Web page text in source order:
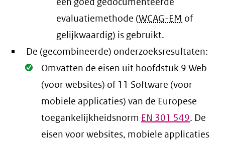
evaluatiemethode (WCAG-EM of
gelijkwaardig) is gebruikt.
De (gecombineerde) onderzoeksresultaten:
Oké.
Omvatten de eisen uit hoofdstuk 9 Web
(voor websites) of 11 Software (voor
mobiele applicaties) van de Europese
toegankelijkheidsnorm EN 301 549. De
eisen voor websites, mobiele applicaties